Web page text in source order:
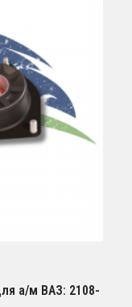
а/м ВАЗ: 2108-